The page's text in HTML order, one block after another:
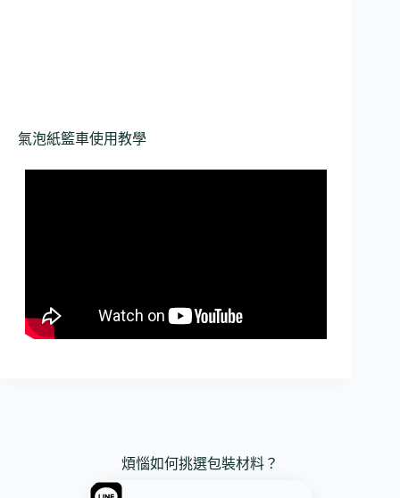
氣泡紙籃車使用教學
煩惱如何挑選包裝材料？